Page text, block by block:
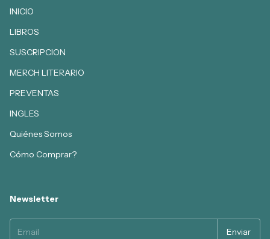
INICIO
LIBROS
SUSCRIPCION
MERCH LITERARIO
PREVENTAS
INGLES
Quiénes Somos
Cómo Comprar?
Newsletter